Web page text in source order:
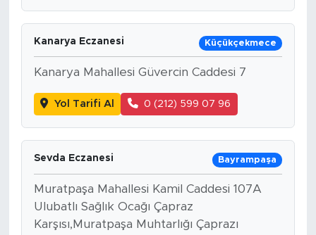
Kanarya Eczanesi Küçükçekmece
Kanarya Mahallesi Güvercin Caddesi 7
Yol Tarifi Al 0 (212) 599 07 96
Sevda Eczanesi Bayrampaşa
Muratpaşa Mahallesi Kamil Caddesi 107A
Ulubatlı Sağlık Ocağı Çapraz
Karşısı,Muratpaşa Muhtarlığı Çaprazı